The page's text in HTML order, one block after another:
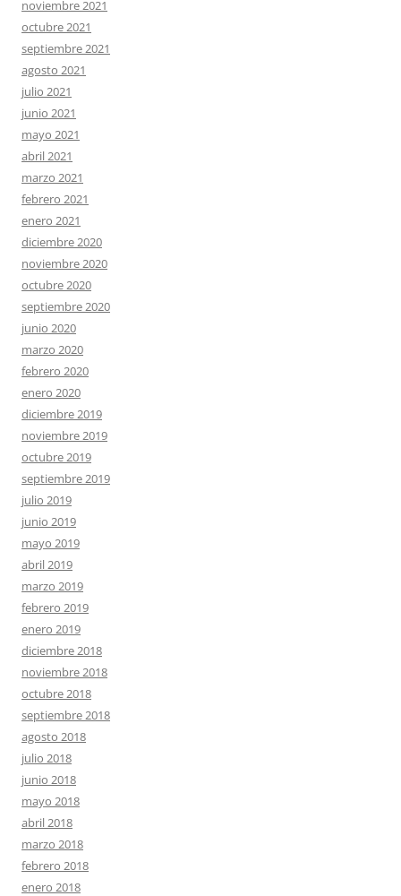
noviembre 2021
octubre 2021
septiembre 2021
agosto 2021
julio 2021
junio 2021
mayo 2021
abril 2021
marzo 2021
febrero 2021
enero 2021
diciembre 2020
noviembre 2020
octubre 2020
septiembre 2020
junio 2020
marzo 2020
febrero 2020
enero 2020
diciembre 2019
noviembre 2019
octubre 2019
septiembre 2019
julio 2019
junio 2019
mayo 2019
abril 2019
marzo 2019
febrero 2019
enero 2019
diciembre 2018
noviembre 2018
octubre 2018
septiembre 2018
agosto 2018
julio 2018
junio 2018
mayo 2018
abril 2018
marzo 2018
febrero 2018
enero 2018